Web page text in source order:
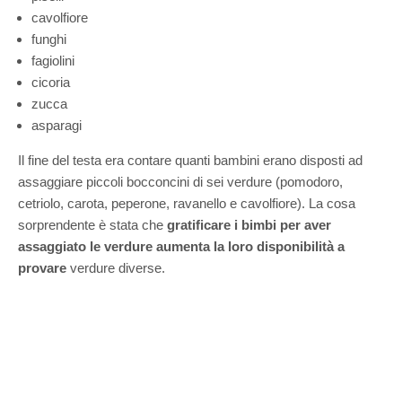
cavolfiore
funghi
fagiolini
cicoria
zucca
asparagi
Il fine del testa era contare quanti bambini erano disposti ad
assaggiare piccoli bocconcini di sei verdure (pomodoro,
cetriolo, carota, peperone, ravanello e cavolfiore). La cosa
sorprendente è stata che gratificare i bimbi per aver
assaggiato le verdure aumenta la loro disponibilità a
provare verdure diverse.